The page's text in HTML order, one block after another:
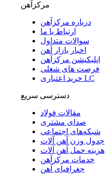
مرکزآهن
درباره مرکزآهن
ارتباط با ما
سوالات متداول
اخبار بازار آهن
اپلیکیشن مرکزآهن
فرصت های شغلی
خرید اعتباری LC
دسترسی سریع
مقالات فولاد
صدای مشتری
شبکه‌های اجتماعی
جدول وزن آهن آلات
هزینه حمل آهن آلات
خدمات مرکزآهن
جغرافیای آهن